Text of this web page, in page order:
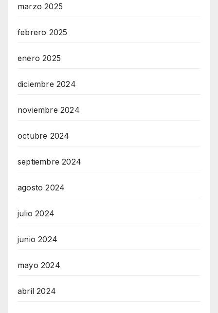
marzo 2025
febrero 2025
enero 2025
diciembre 2024
noviembre 2024
octubre 2024
septiembre 2024
agosto 2024
julio 2024
junio 2024
mayo 2024
abril 2024